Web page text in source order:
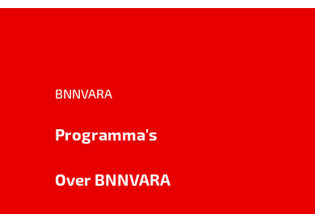
BNNVARA
Programma's
Over BNNVARA